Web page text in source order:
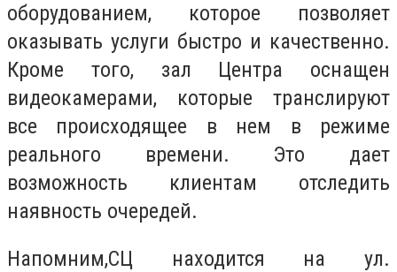
оборудованием, которое позволяет
оказывать услуги быстро и качественно.
Кроме того, зал Центра оснащен
видеокамерами, которые транслируют
все происходящее в нем в режиме
реального времени. Это дает
возможность клиентам отследить
наявность очередей.
Напомним,СЦ находится на ул.